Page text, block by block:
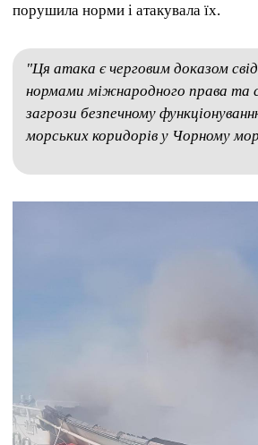
порушила норми і атакувала їх.
"Ця атака є черговим доказом
нормами міжнародного права та
загрози безпечному
морських коридорів у Чорному